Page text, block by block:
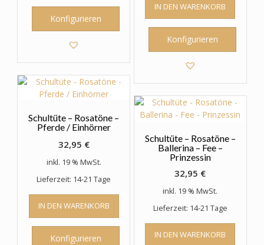
Konfigurieren
IN DEN WARENKORB
Konfigurieren
Schultüte – Rosatöne –
Pferde / Einhörner
32,95 €
inkl. 19 % MwSt.
Lieferzeit: 14-21 Tage
IN DEN WARENKORB
Konfigurieren
Schultüte – Rosatöne –
Ballerina – Fee –
Prinzessin
32,95 €
inkl. 19 % MwSt.
Lieferzeit: 14-21 Tage
IN DEN WARENKORB